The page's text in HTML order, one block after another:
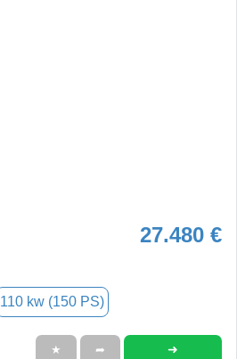
27.480 €
110 kw (150 PS)
★ ➦ ➜